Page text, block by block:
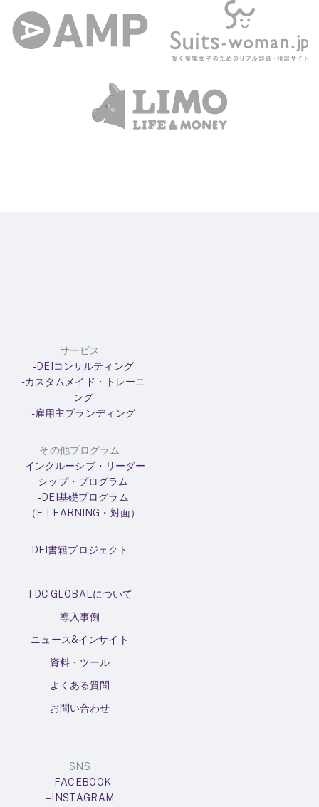
サービス
-DEIコンサルティング
-カスタムメイド・トレーニ
ング
-雇用主ブランディング
その他プログラム
-インクルーシブ・リーダー
シップ・プログラム
-DEI基礎プログラム
（E-LEARNING・対面）
DEI書籍プロジェクト
TDC GLOBALについて
導入事例
ニュース&インサイト
資料・ツール
よくある質問
お問い合わせ
SNS
– FACEBOOK
– INSTAGRAM